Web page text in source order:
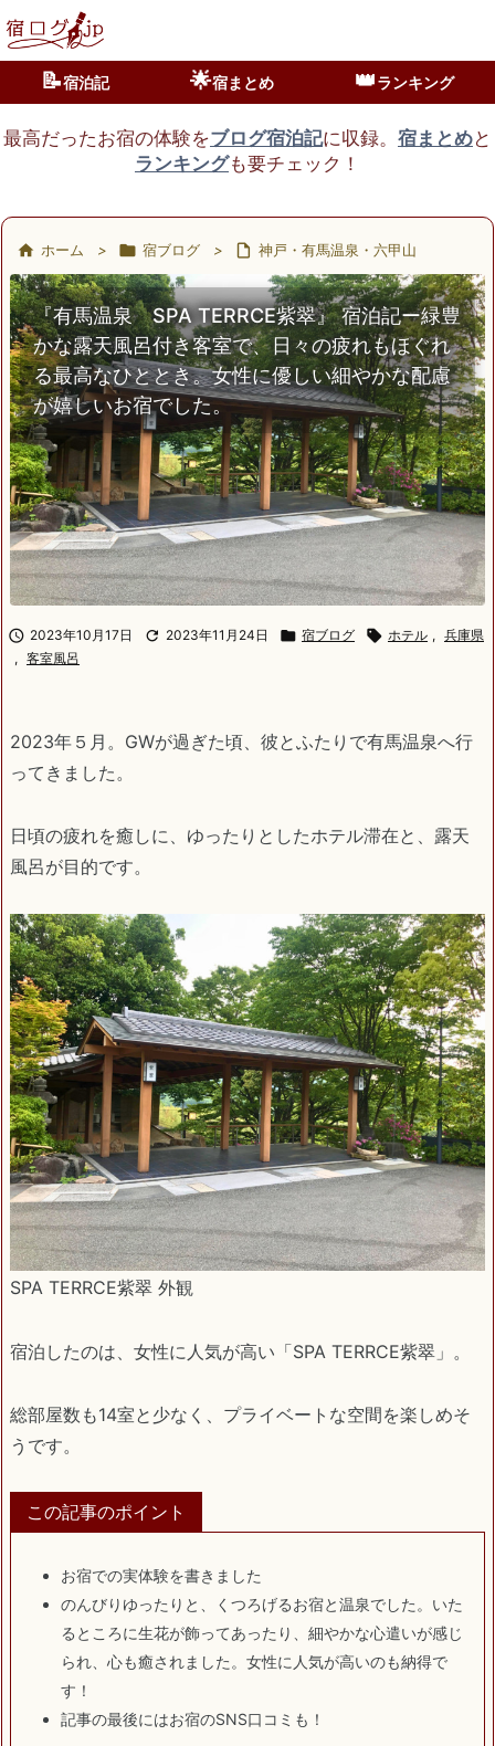
📝宿泊記 🌟宿まとめ 👑ランキング
最高だったお宿の体験をブログ宿泊記に収録。 宿まとめと
ランキングも要チェック！
 ホーム >  宿ブログ >  神戸・有馬温泉・六甲山
『有馬温泉 SPA TERRCE紫翠』 宿泊記ー緑豊
かな露天風呂付き客室で、日々の疲れもほぐれ
る最高なひととき。女性に優しい細やかな配慮
が嬉しいお宿でした。
 2023年10月17日  2023年11月24日  宿ブログ  ホテル , 兵庫県
, 客室風呂
2023年５月。GWが過ぎた頃、彼とふたりで有馬温泉へ行
ってきました。
日頃の疲れを癒しに、ゆったりとしたホテル滞在と、露天
風呂が目的です。
SPA TERRCE紫翠 外観
宿泊したのは、女性に人気が高い「SPA TERRCE紫翠」。
総部屋数も14室と少なく、プライベートな空間を楽しめそ
うです。
この記事のポイント
お宿での実体験を書きました
のんびりゆったりと、くつろげるお宿と温泉でした。いた
るところに生花が飾ってあったり、細やかな心遣いが感じ
られ、心も癒されました。女性に人気が高いのも納得で
す！
記事の最後にはお宿のSNS口コミも！